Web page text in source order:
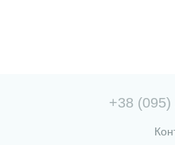
+38 (095)